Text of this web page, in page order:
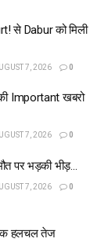
से Dabur को मिली
7, 2026 0
Important खबरो
7, 2026 0
पर भड़की भीड़…
7, 2026 0
हलचल तेज